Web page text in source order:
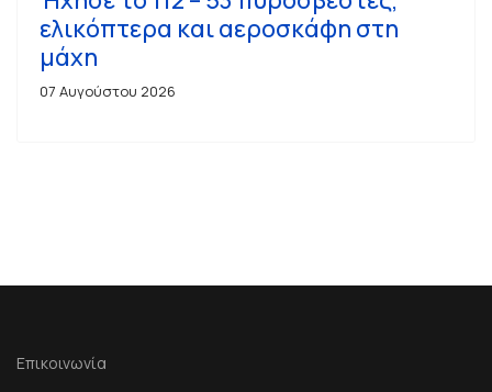
ελικόπτερα και αεροσκάφη στη
μάχη
07 Αυγούστου 2026
Επικοινωνία